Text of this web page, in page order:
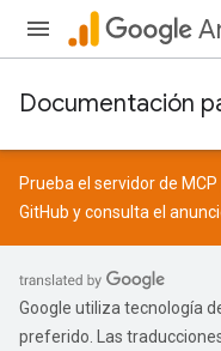
Documentación
Prueba el servidor de
GitHub y consulta el
Google utiliza tecnología
preferido. Las